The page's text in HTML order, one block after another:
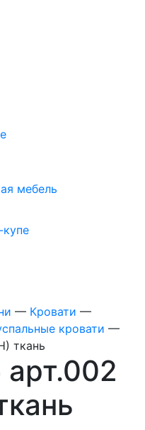
мебель
— Кровати —
кровати —
ткань
арт.002